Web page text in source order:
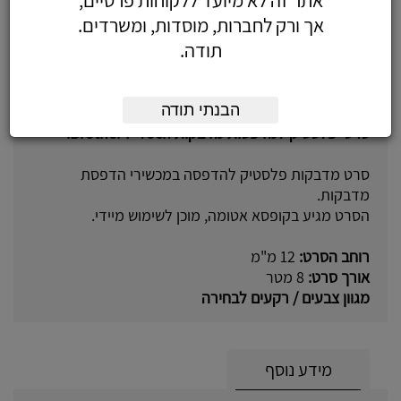
סרטי פלסטיק למדפסות מדבקות Brother P-Toch.
סרט מדבקות פלסטיק להדפסה במכשירי הדפסת
מדבקות.
הסרט מגיע בקופסא אטומה, מוכן לשימוש מיידי.
רוחב הסרט:
אורך סרט:
מגוון צבעים / רקעים לבחירה
מידע נוסף
אך ורק לחברות, מוסדות, ומשרדים.
תודה.
הבנתי תודה